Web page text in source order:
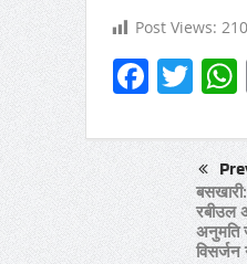
Post Views: 210
रबीउल
अनुमति
विसर्जन